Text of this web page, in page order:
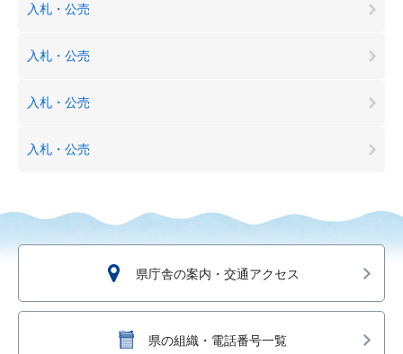
入札・公売
入札・公売
入札・公売
入札・公売
県庁舎の案内・交通アクセス
県の組織・電話番号一覧